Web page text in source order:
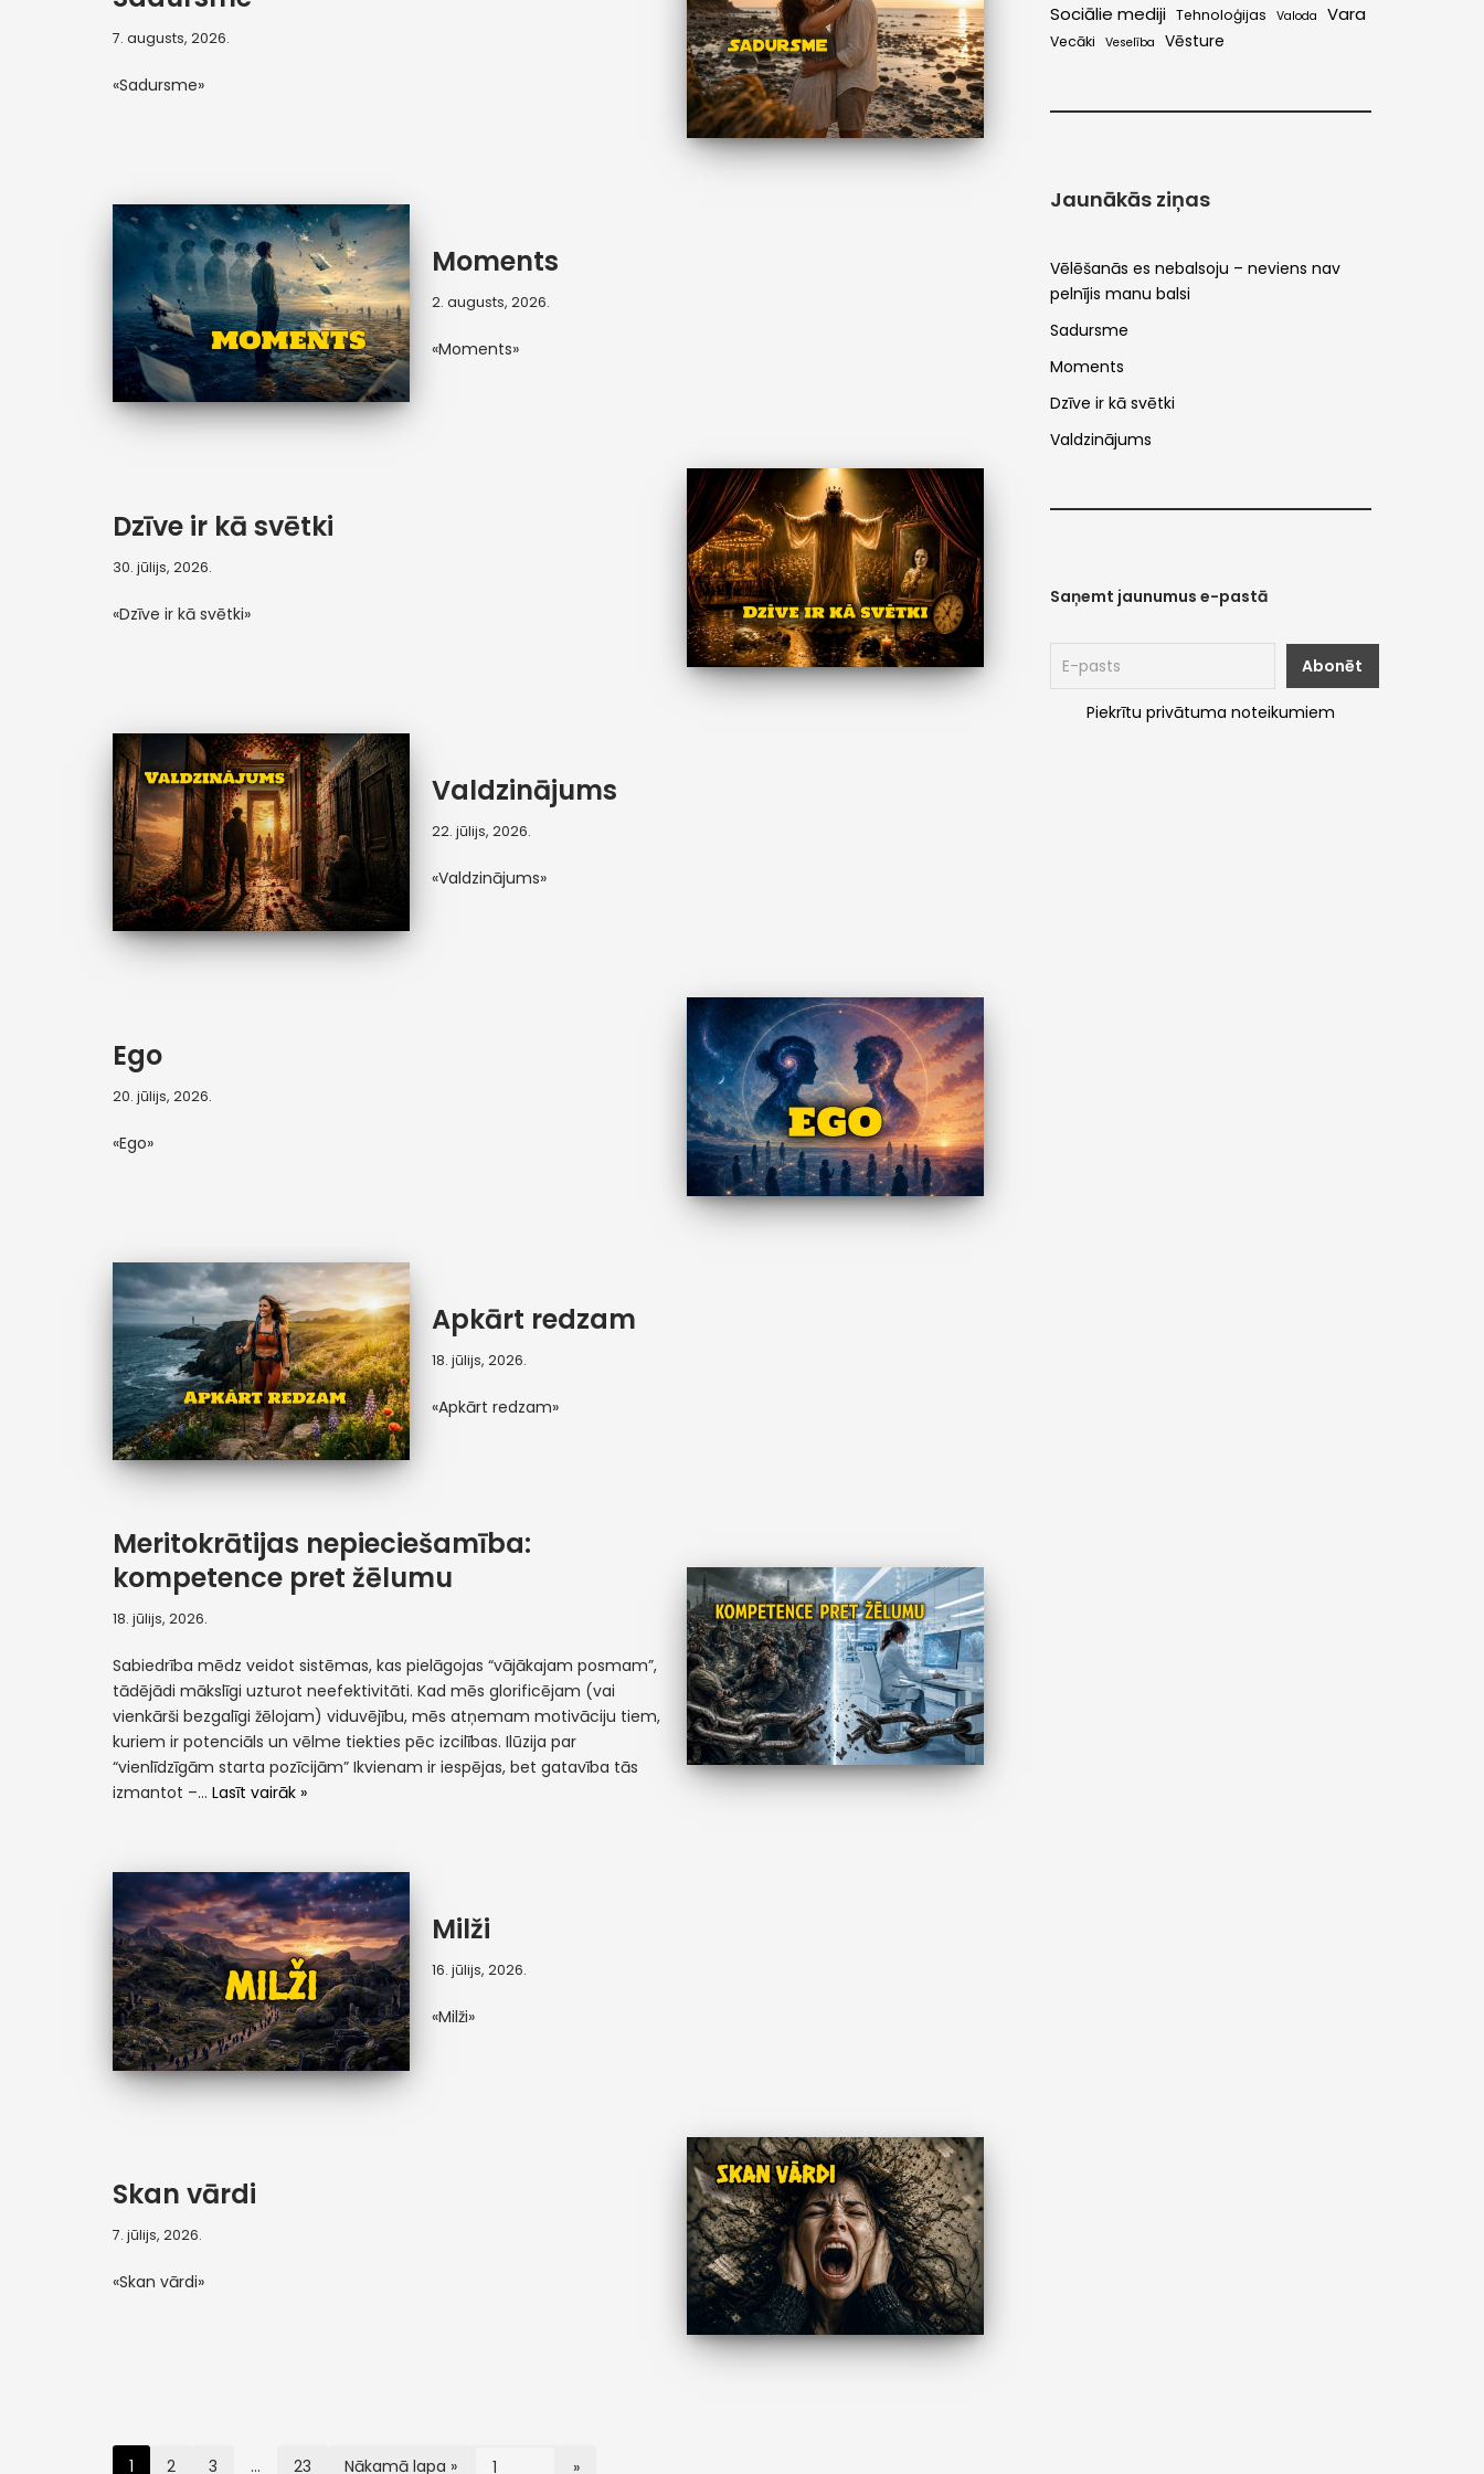
7. augusts, 2026.
«Sadursme»
Moments
2. augusts, 2026.
«Moments»
Dzīve ir kā svētki
30. jūlijs, 2026.
«Dzīve ir kā svētki»
Valdzinājums
22. jūlijs, 2026.
«Valdzinājums»
Ego
20. jūlijs, 2026.
«Ego»
Apkārt redzam
18. jūlijs, 2026.
«Apkārt redzam»
Meritokrātijas nepieciešamība:
kompetence pret žēlumu
18. jūlijs, 2026.
Sabiedrība mēdz veidot sistēmas, kas pielāgojas “vājākajam posmam”,
tādējādi mākslīgi uzturot neefektivitāti. Kad mēs glorificējam (vai
vienkārši bezgalīgi žēlojam) viduvējību, mēs atņemam motivāciju tiem,
kuriem ir potenciāls un vēlme tiekties pēc izcilības. Ilūzija par
“vienlīdzīgām starta pozīcijām” Ikvienam ir iespējas, bet gatavība tās
izmantot –… Lasīt vairāk »
Milži
16. jūlijs, 2026.
«Milži»
Skan vārdi
7. jūlijs, 2026.
«Skan vārdi»
1 2 3 … 23 Nākamā lapa »
Sociālie mediji Tehnoloģijas Valoda Vara
Vecāki Veselība Vēsture
Jaunākās ziņas
Vēlēšanās es nebalsoju – neviens nav
pelnījis manu balsi
Sadursme
Moments
Dzīve ir kā svētki
Valdzinājums
Saņemt jaunumus e-pastā
Piekrītu privātuma noteikumiem